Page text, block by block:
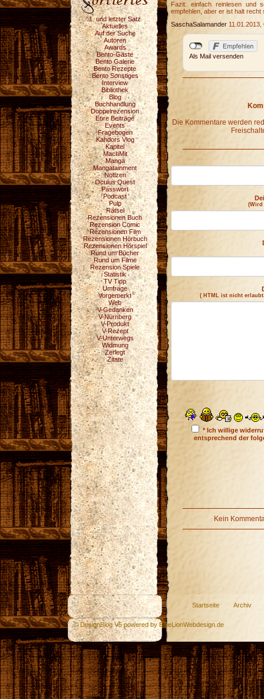
1. und letzter Satz
Aktuelles
Auf der Suche
Autoren
Awards
Bento-Gäste
Bento Galerie
Bento Rezepte
Bento Sonstiges
Interview
Bibliothek
Blog
Buchhandlung
Doppelrezension
Eure Beiträge
Events
Fragebogen
Kahdors Vlog
Kapitel
MachMit
Manga
Mangatainment
Notizen
Oculus Quest
Passwort
Podcast
Pulp
Rätsel
Rezensionen Buch
Rezension Comic
Rezensionen Film
Rezensionen Hörbuch
Rezensionen Hörspiel
Rund um Bücher
Rund um Filme
Rezension Spiele
Statistik
TV Tipp
Umfrage
Vorgemerkt
Web
V-Gedanken
V-Nürnberg
V-Produkt
V-Rezept
V-Unterwegs
Widmung
Zerlegt
Zitate
Fazit: einfach reinlesen und
empfehlen, aber er ist halt recht
SaschaSalamander 11.01.2013,
Als Mail versenden
Die Kommentare werden
(Wird
( HTML ist nicht
* Ich willige
entsprechend der
Kein
Startseite Archiv
© DesignBlog V5 powered by BlueLionWebdesign.de